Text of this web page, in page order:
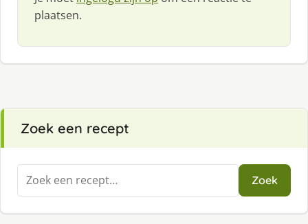
plaatsen.
Zoek een recept
Zoeken
naar:
Zoek